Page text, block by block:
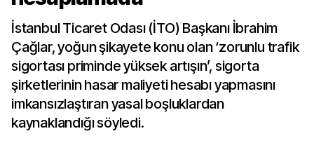
İstanbul Ticaret Odası (İTO) Başkanı İbrahim
Çağlar, yoğun şikayete konu olan ‘zorunlu trafik
sigortası priminde yüksek artışın’, sigorta
şirketlerinin hasar maliyeti hesabı yapmasını
imkansızlaştıran yasal boşluklardan
kaynaklandığı söyledi.